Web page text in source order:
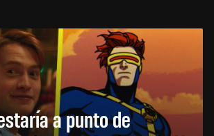
a punto de